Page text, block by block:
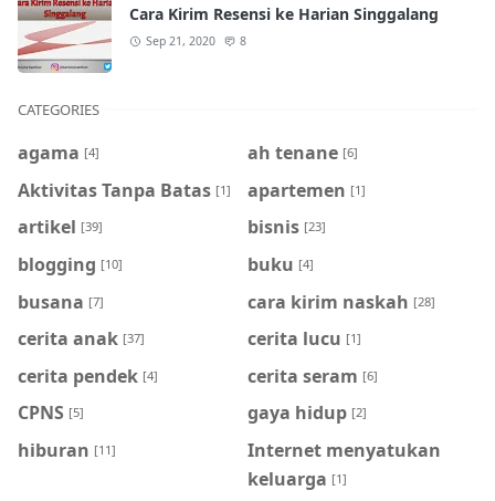
Cara Kirim Resensi ke Harian Singgalang
Sep 21, 2020 8
CATEGORIES
agama [4] ah tenane [6]
Aktivitas Tanpa Batas [1] apartemen [1]
artikel [39] bisnis [23]
blogging [10] buku [4]
busana [7] cara kirim naskah [28]
cerita anak [37] cerita lucu [1]
cerita pendek [4] cerita seram [6]
CPNS [5] gaya hidup [2]
hiburan [11]
Internet menyatukan
keluarga [1]